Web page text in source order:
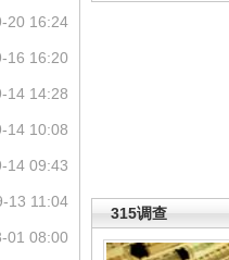
315调查
20 16:24
16 16:20
14 14:28
14 10:08
14 09:43
13 11:04
01 08:00